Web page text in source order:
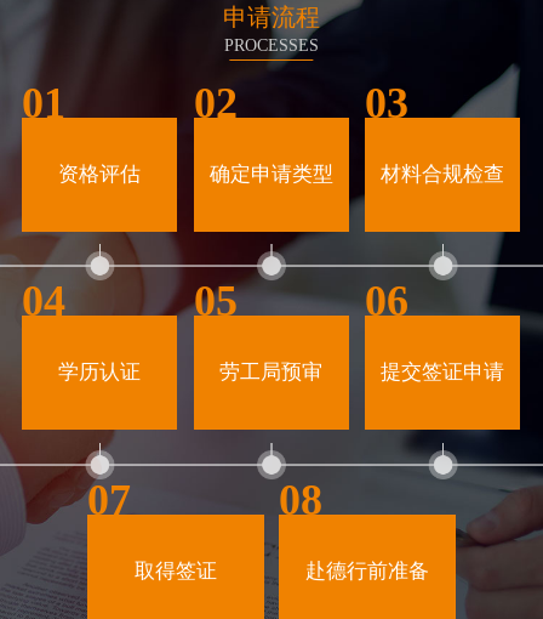
申请流程
PROCESSES
01
资格评估
02
确定申请类型
03
材料合规检查
04
学历认证
05
劳工局预审
06
提交签证申请
07
取得签证
08
赴德行前准备